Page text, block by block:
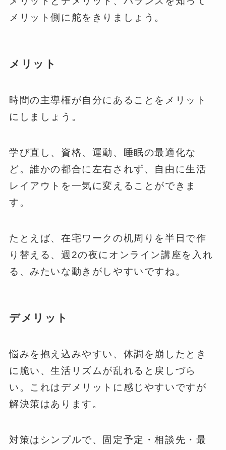
メリット側に舵をきりましょう。
メリット
時間の主導権が自分にあることをメリット
にしましょう。
学び直し、資格、運動、睡眠の最適化な
ど。誰かの都合に左右されず、自由に生活
レイアウトを一気に変えることができま
す。
たとえば、在宅ワークの机周りを半日で作
り替える、週2の夜にオンライン講座を入れ
る、みたいな動きがしやすいですね。
デメリット
悩みを抱え込みやすい、体調を崩したとき
に脆い、生活リズムが乱れると戻しづら
い。これはデメリットに感じやすいですが
解決策はあります。
対策はシンプルで、固定予定・相談先・最